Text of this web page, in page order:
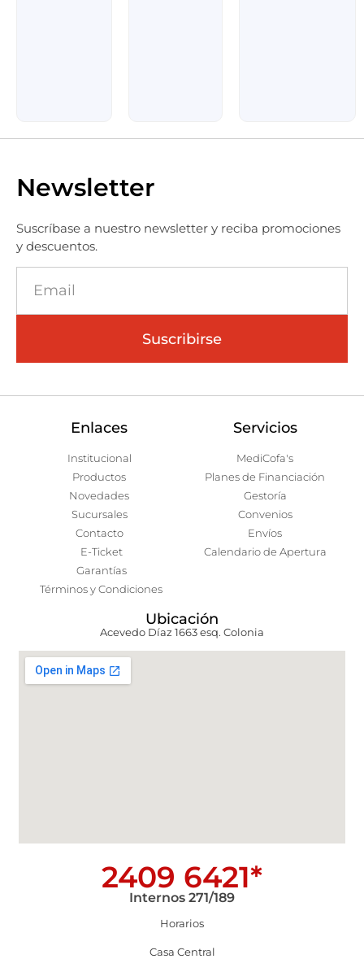
Newsletter
Suscríbase a nuestro newsletter y reciba promociones
y descuentos.
Suscribirse
Enlaces
Institucional
Productos
Novedades
Sucursales
Contacto
E-Ticket
Garantías
Términos y Condiciones
Servicios
MediCofa's
Planes de Financiación
Gestoría
Convenios
Envíos
Calendario de Apertura
Ubicación
Acevedo Díaz 1663 esq. Colonia
2409 6421*
Internos 271/189
Horarios
Casa Central